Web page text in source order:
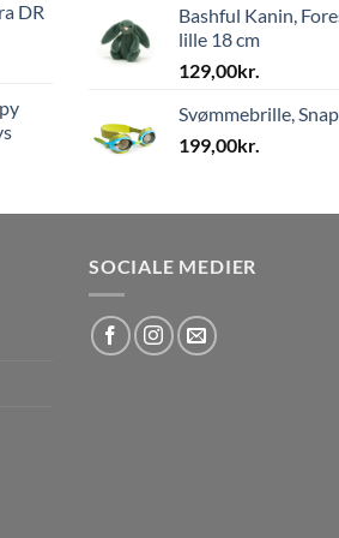
DR
Bashful Kanin,
lille 18 cm
129,00kr.
Svømmebrille,
199,00kr.
SOCIALE MEDIER